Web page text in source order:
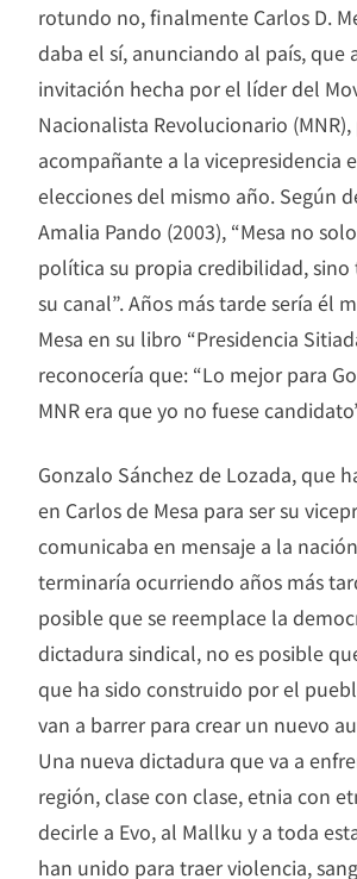
rotundo no, finalmente Carlos D.
daba el sí, anunciando al país, que
invitación hecha por el líder del
Nacionalista Revolucionario (MNR),
acompañante a la vicepresidencia
elecciones del mismo año. Según
Amalia Pando (2003), “Mesa no
política su propia credibilidad,
su canal”. Años más tarde sería él
Mesa en su libro “Presidencia
reconocería que: “Lo mejor para
MNR era que yo no fuese
Gonzalo Sánchez de Lozada, que
en Carlos de Mesa para ser su
comunicaba en mensaje a la
terminaría ocurriendo años más
posible que se reemplace la
dictadura sindical, no es posible
que ha sido construido por el
van a barrer para crear un nuevo
Una nueva dictadura que va a
región, clase con clase, etnia con
decirle a Evo, al Mallku y a toda
han unido para traer violencia,